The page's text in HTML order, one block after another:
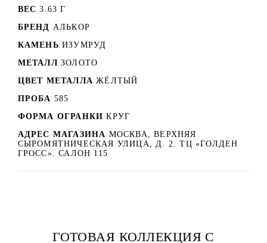
ВЕС 3.63 Г
БРЕНД АЛЬКОР
КАМЕНЬ ИЗУМРУД
МЕТАЛЛ ЗОЛОТО
ЦВЕТ МЕТАЛЛА ЖЁЛТЫЙ
ПРОБА 585
ФОРМА ОГРАНКИ КРУГ
АДРЕС МАГАЗИНА МОСКВА, ВЕРХНЯЯ
СЫРОМЯТНИЧЕСКАЯ УЛИЦА, Д. 2. ТЦ «ГОЛДЕН
ГРОСС». САЛОН 115
ГОТОВАЯ КОЛЛЕКЦИЯ С